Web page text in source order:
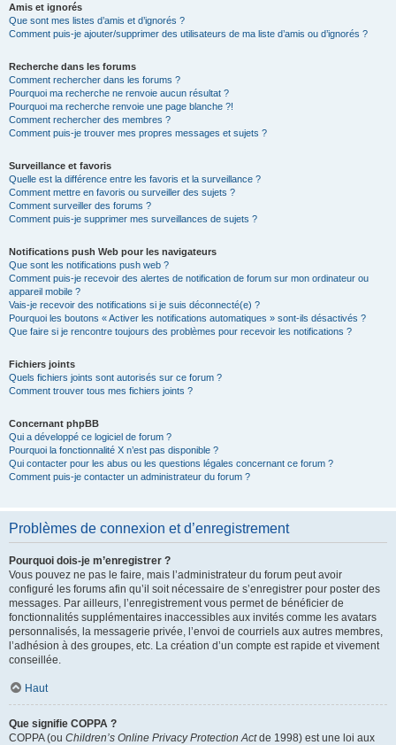
Amis et ignorés
Que sont mes listes d’amis et d’ignorés ?
Comment puis-je ajouter/supprimer des utilisateurs de ma liste d’amis ou d’ignorés ?
Recherche dans les forums
Comment rechercher dans les forums ?
Pourquoi ma recherche ne renvoie aucun résultat ?
Pourquoi ma recherche renvoie une page blanche ?!
Comment rechercher des membres ?
Comment puis-je trouver mes propres messages et sujets ?
Surveillance et favoris
Quelle est la différence entre les favoris et la surveillance ?
Comment mettre en favoris ou surveiller des sujets ?
Comment surveiller des forums ?
Comment puis-je supprimer mes surveillances de sujets ?
Notifications push Web pour les navigateurs
Que sont les notifications push web ?
Comment puis-je recevoir des alertes de notification de forum sur mon ordinateur ou
appareil mobile ?
Vais-je recevoir des notifications si je suis déconnecté(e) ?
Pourquoi les boutons « Activer les notifications automatiques » sont-ils désactivés ?
Que faire si je rencontre toujours des problèmes pour recevoir les notifications ?
Fichiers joints
Quels fichiers joints sont autorisés sur ce forum ?
Comment trouver tous mes fichiers joints ?
Concernant phpBB
Qui a développé ce logiciel de forum ?
Pourquoi la fonctionnalité X n’est pas disponible ?
Qui contacter pour les abus ou les questions légales concernant ce forum ?
Comment puis-je contacter un administrateur du forum ?
Problèmes de connexion et d’enregistrement
Pourquoi dois-je m’enregistrer ?
Vous pouvez ne pas le faire, mais l’administrateur du forum peut avoir
configuré les forums afin qu’il soit nécessaire de s’enregistrer pour poster des
messages. Par ailleurs, l’enregistrement vous permet de bénéficier de
fonctionnalités supplémentaires inaccessibles aux invités comme les avatars
personnalisés, la messagerie privée, l’envoi de courriels aux autres membres,
l’adhésion à des groupes, etc. La création d’un compte est rapide et vivement
conseillée.
Haut
Que signifie COPPA ?
COPPA (ou Children’s Online Privacy Protection Actde 1998) est une loi aux